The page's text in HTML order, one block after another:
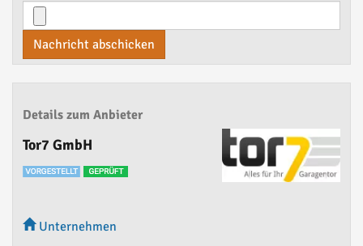
Nachricht abschicken
Details zum Anbieter
Tor7 GmbH
Unternehmen